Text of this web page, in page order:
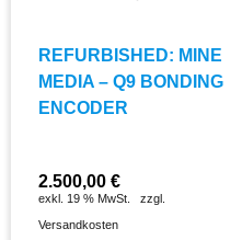
REFURBISHED: MINE
MEDIA – Q9 BONDING
ENCODER
2.500,00 €
exkl. 19 % MwSt.
zzgl.
Versandkosten